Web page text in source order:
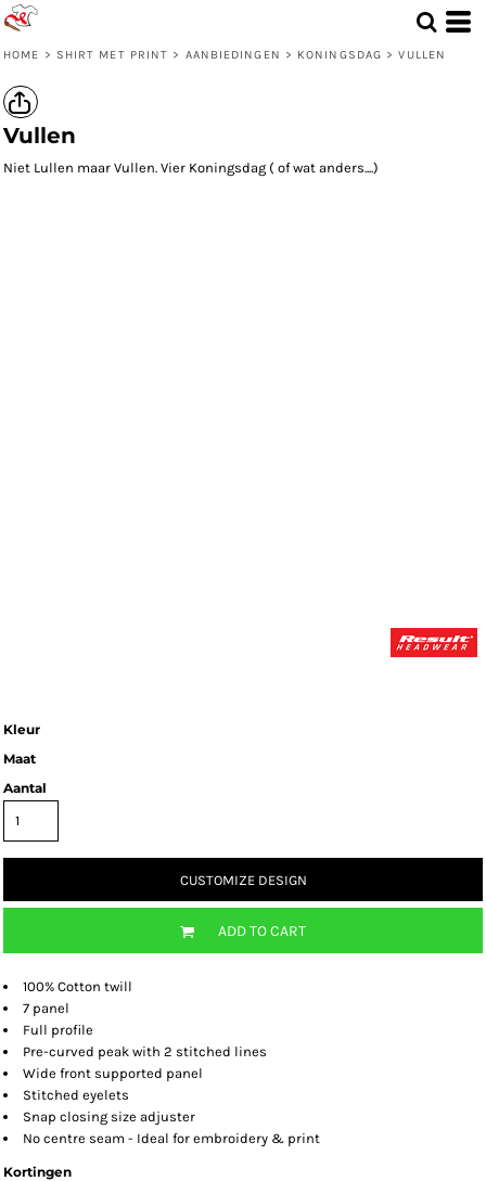
HOME > SHIRT MET PRINT > AANBIEDINGEN > KONINGSDAG > VULLEN
Vullen
Niet Lullen maar Vullen. Vier Koningsdag ( of wat anders....)
Kleur
Maat
Aantal
CUSTOMIZE DESIGN
ADD TO CART
100% Cotton twill
7 panel
Full profile
Pre-curved peak with 2 stitched lines
Wide front supported panel
Stitched eyelets
Snap closing size adjuster
No centre seam - Ideal for embroidery & print
Kortingen